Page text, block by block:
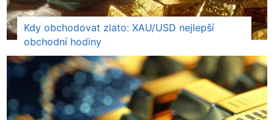
Kdy obchodovat zlato: XAU/USD nejlepší
obchodní hodiny